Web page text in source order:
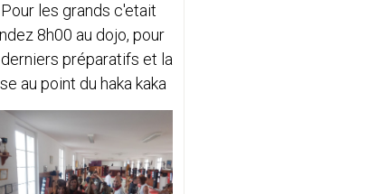
les grands c'etait
8h00 au dojo, pour
préparatifs et la
au point du haka kaka